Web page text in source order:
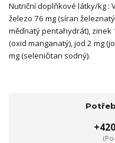
Nutriční doplňkové látky/kg :
železo 76 mg (síran
měďnatý pentahydrát), zinek
(oxid manganatý), jod 2 mg
mg (seleničitan sodný).